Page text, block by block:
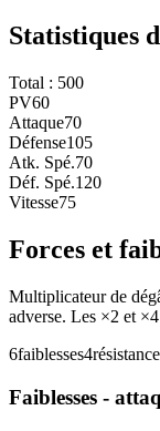
Statistiques
Total : 500
PV60
Attaque70
Défense105
Atk. Spé.70
Déf. Spé.120
Vitesse75
Forces et
Multiplicateur de
adverse. Les ×2 et
6faiblesses4
Faiblesses -